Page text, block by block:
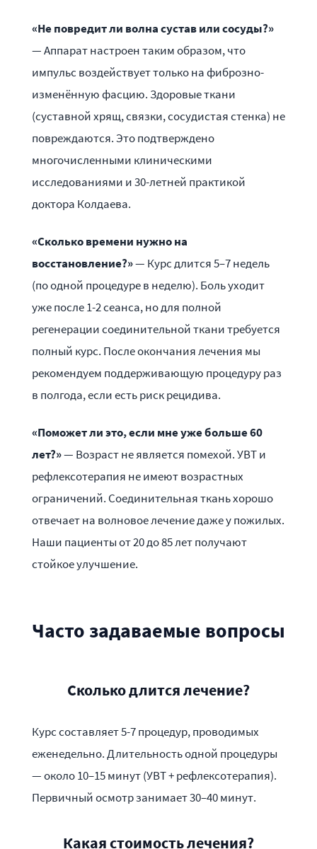
«Не повредит ли волна сустав или сосуды?»
— Аппарат настроен таким образом, что
импульс воздействует только на фиброзно-
изменённую фасцию. Здоровые ткани
(суставной хрящ, связки, сосудистая стенка) не
повреждаются. Это подтверждено
многочисленными клиническими
исследованиями и 30-летней практикой
доктора Колдаева.
«Сколько времени нужно на
восстановление?»— Курс длится 5–7 недель
(по одной процедуре в неделю). Боль уходит
уже после 1-2 сеанса, но для полной
регенерации соединительной ткани требуется
полный курс. После окончания лечения мы
рекомендуем поддерживающую процедуру раз
в полгода, если есть риск рецидива.
«Поможет ли это, если мне уже больше 60
лет?»— Возраст не является помехой. УВТ и
рефлексотерапия не имеют возрастных
ограничений. Соединительная ткань хорошо
отвечает на волновое лечение даже у пожилых.
Наши пациенты от 20 до 85 лет получают
стойкое улучшение.
Часто задаваемые вопросы
Сколько длится лечение?
Курс составляет 5-7 процедур, проводимых
еженедельно. Длительность одной процедуры
— около 10–15 минут (УВТ + рефлексотерапия).
Первичный осмотр занимает 30–40 минут.
Какая стоимость лечения?